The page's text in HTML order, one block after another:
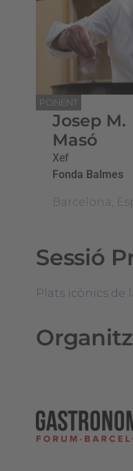
PONENT
Josep M.
Masó
Xef
Fonda Balmes
Barcelona,
Sessió
Plats icònics de